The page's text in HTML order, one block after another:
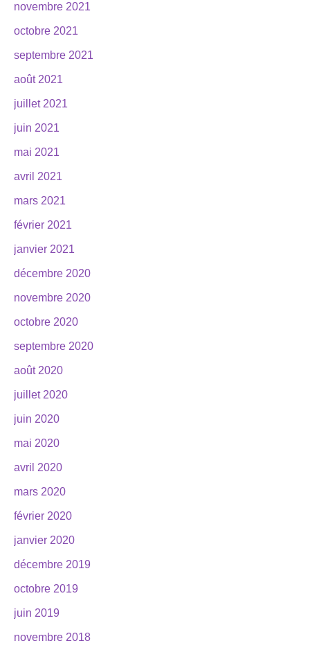
novembre 2021
octobre 2021
septembre 2021
août 2021
juillet 2021
juin 2021
mai 2021
avril 2021
mars 2021
février 2021
janvier 2021
décembre 2020
novembre 2020
octobre 2020
septembre 2020
août 2020
juillet 2020
juin 2020
mai 2020
avril 2020
mars 2020
février 2020
janvier 2020
décembre 2019
octobre 2019
juin 2019
novembre 2018